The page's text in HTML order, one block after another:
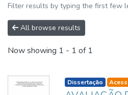
Filter results by typing the first few
All browse results
Now showing 1 - 1 of 1
Dissertação